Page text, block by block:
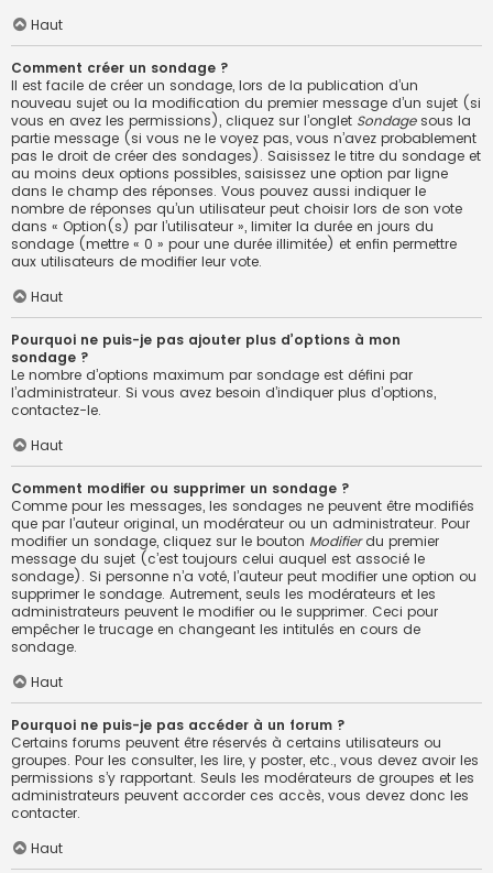
Haut
Comment créer un sondage ?
Il est facile de créer un sondage, lors de la publication d’un
nouveau sujet ou la modification du premier message d’un sujet (si
vous en avez les permissions), cliquez sur l’onglet Sondagesous la
partie message (si vous ne le voyez pas, vous n’avez probablement
pas le droit de créer des sondages). Saisissez le titre du sondage et
au moins deux options possibles, saisissez une option par ligne
dans le champ des réponses. Vous pouvez aussi indiquer le
nombre de réponses qu’un utilisateur peut choisir lors de son vote
dans « Option(s) par l’utilisateur », limiter la durée en jours du
sondage (mettre « 0 » pour une durée illimitée) et enfin permettre
aux utilisateurs de modifier leur vote.
Haut
Pourquoi ne puis-je pas ajouter plus d’options à mon
sondage ?
Le nombre d’options maximum par sondage est défini par
l’administrateur. Si vous avez besoin d’indiquer plus d’options,
contactez-le.
Haut
Comment modifier ou supprimer un sondage ?
Comme pour les messages, les sondages ne peuvent être modifiés
que par l’auteur original, un modérateur ou un administrateur. Pour
modifier un sondage, cliquez sur le bouton Modifierdu premier
message du sujet (c’est toujours celui auquel est associé le
sondage). Si personne n’a voté, l’auteur peut modifier une option ou
supprimer le sondage. Autrement, seuls les modérateurs et les
administrateurs peuvent le modifier ou le supprimer. Ceci pour
empêcher le trucage en changeant les intitulés en cours de
sondage.
Haut
Pourquoi ne puis-je pas accéder à un forum ?
Certains forums peuvent être réservés à certains utilisateurs ou
groupes. Pour les consulter, les lire, y poster, etc., vous devez avoir les
permissions s’y rapportant. Seuls les modérateurs de groupes et les
administrateurs peuvent accorder ces accès, vous devez donc les
contacter.
Haut